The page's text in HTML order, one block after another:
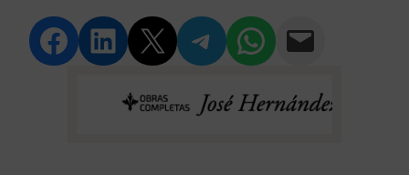
Compartir en Facebook Compartir en LinkedIn Compartir en Twitter Compartir en Telegram Compartir en WhatsApp Compartir vía Email